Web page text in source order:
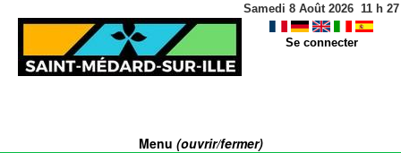
Samedi 8 Août 2026 11 h 27
Se connecter
Menu (ouvrir/fermer)